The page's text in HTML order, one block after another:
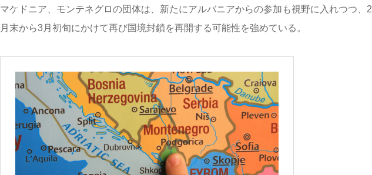
マケドニア、モンテネグロの団体は、新たにアルバニアからの参加も視野に入れつつ、2
月末から3月初旬にかけて再び国境封鎖を再開する可能性を強めている。